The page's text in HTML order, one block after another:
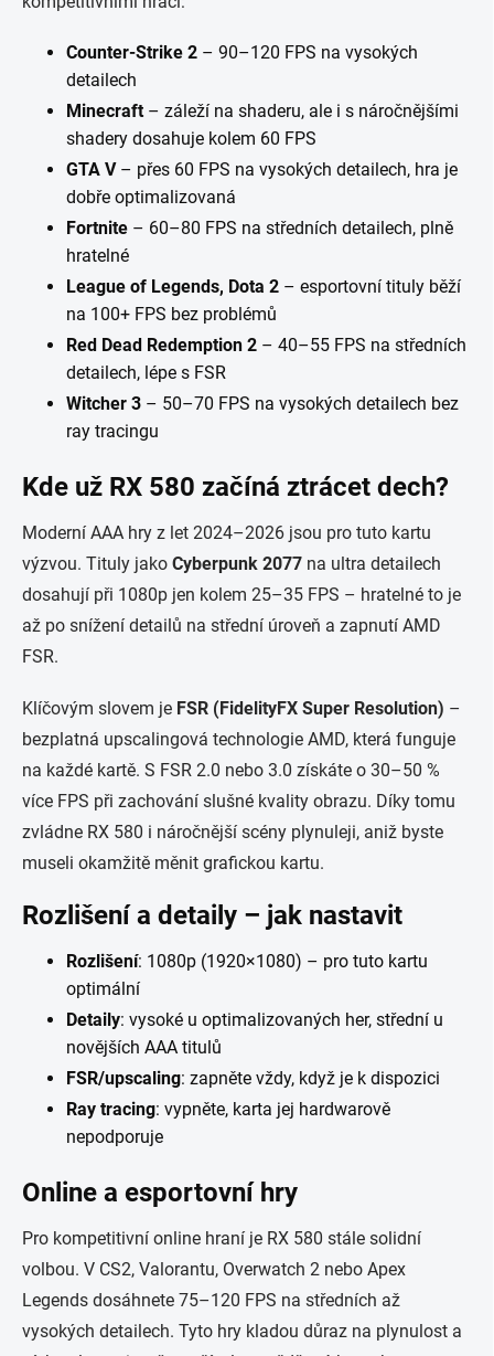
Counter-Strike 2 – 90–120 FPS na vysokých
detailech
Minecraft– záleží na shaderu, ale i s náročnějšími
shadery dosahuje kolem 60 FPS
GTA V– přes 60 FPS na vysokých detailech, hra je
dobře optimalizovaná
Fortnite – 60–80 FPS na středních detailech, plně
hratelné
League of Legends, Dota 2 – esportovní tituly běží
na 100+ FPS bez problémů
Red Dead Redemption 2 – 40–55 FPS na středních
detailech, lépe s FSR
Witcher 3 – 50–70 FPS na vysokých detailech bez
ray tracingu
Kde už RX 580 začíná ztrácet dech?
Moderní AAA hry z let 2024–2026 jsou pro tuto kartu
výzvou. Tituly jako Cyberpunk 2077 na ultra detailech
dosahují při 1080p jen kolem 25–35 FPS – hratelné to je
až po snížení detailů na střední úroveň a zapnutí AMD
FSR.
Klíčovým slovem je FSR (FidelityFX Super Resolution) –
bezplatná upscalingová technologie AMD, která funguje
na každé kartě. S FSR 2.0 nebo 3.0 získáte o 30–50 %
více FPS při zachování slušné kvality obrazu. Díky tomu
zvládne RX 580 i náročnější scény plynuleji, aniž byste
museli okamžitě měnit grafickou kartu.
Rozlišení a detaily – jak nastavit
Rozlišení: 1080p (1920×1080) – pro tuto kartu
optimální
Detaily: vysoké u optimalizovaných her, střední u
novějších AAA titulů
FSR/upscaling: zapněte vždy, když je k dispozici
Ray tracing: vypněte, karta jej hardwarově
nepodporuje
Online a esportovní hry
Pro kompetitivní online hraní je RX 580 stále solidní
volbou. V CS2, Valorantu, Overwatch 2 nebo Apex
Legends dosáhnete 75–120 FPS na středních až
vysokých detailech. Tyto hry kladou důraz na plynulost a